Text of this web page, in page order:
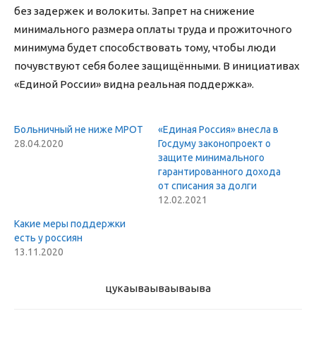
без задержек и волокиты. Запрет на снижение
минимального размера оплаты труда и прожиточного
минимума будет способствовать тому, чтобы люди
почувствуют себя более защищёнными. В инициативах
«Единой России» видна реальная поддержка».
Больничный не ниже МРОТ
28.04.2020
«Единая Россия» внесла в
Госдуму законопроект о
защите минимального
гарантированного дохода
от списания за долги
12.02.2021
Какие меры поддержки
есть у россиян
13.11.2020
цукаываываываыва